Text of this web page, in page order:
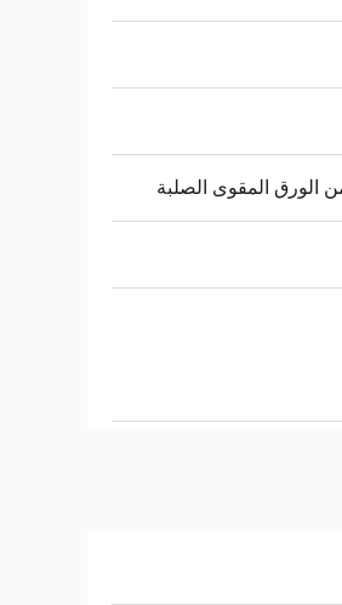
الورق المقوى الصلبة